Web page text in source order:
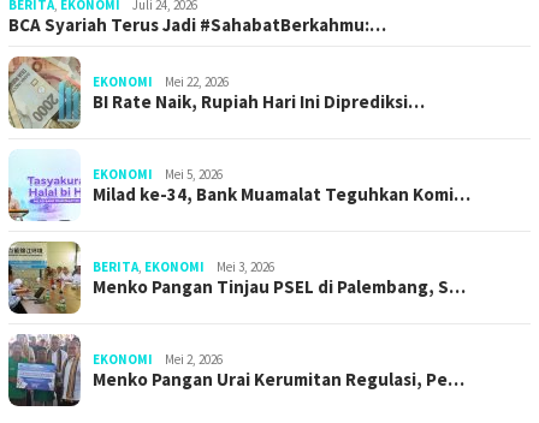
BERITA, EKONOMI Juli 24, 2026
BCA Syariah Terus Jadi #SahabatBerkahmu:…
EKONOMI Mei 22, 2026
BI Rate Naik, Rupiah Hari Ini Diprediksi…
EKONOMI Mei 5, 2026
Milad ke-34, Bank Muamalat Teguhkan Komi…
BERITA, EKONOMI Mei 3, 2026
Menko Pangan Tinjau PSEL di Palembang, S…
EKONOMI Mei 2, 2026
Menko Pangan Urai Kerumitan Regulasi, Pe…